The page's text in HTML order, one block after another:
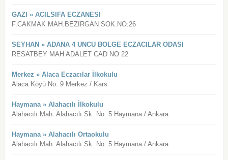
GAZI » ACILSIFA ECZANESI
F.CAKMAK MAH.BEZIRGAN SOK.NO:26
SEYHAN » ADANA 4 UNCU BOLGE ECZACILAR ODASI
RESATBEY MAH ADALET CAD NO 22
Merkez » Alaca Eczacılar İlkokulu
Alaca Köyü No: 9 Merkez / Kars
Haymana » Alahacılı İlkokulu
Alahacılı Mah. Alahacılı Sk. No: 5 Haymana / Ankara
Haymana » Alahacılı Ortaokulu
Alahacılı Mah. Alahacılı Sk. No: 5 Haymana / Ankara